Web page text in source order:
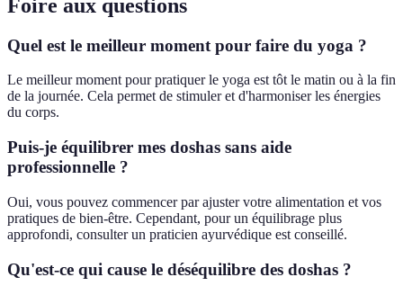
Foire aux questions
Quel est le meilleur moment pour faire du yoga ?
Le meilleur moment pour pratiquer le yoga est tôt le matin ou à la fin
de la journée. Cela permet de stimuler et d'harmoniser les énergies
du corps.
Puis-je équilibrer mes doshas sans aide
professionnelle ?
Oui, vous pouvez commencer par ajuster votre alimentation et vos
pratiques de bien-être. Cependant, pour un équilibrage plus
approfondi, consulter un praticien ayurvédique est conseillé.
Qu'est-ce qui cause le déséquilibre des doshas ?